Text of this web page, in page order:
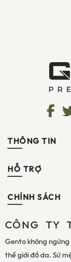
THÔNG TIN
HỖ TRỢ
CHÍNH SÁCH
CÔNG TY
Gento không
thế giới đồ da. Sứ